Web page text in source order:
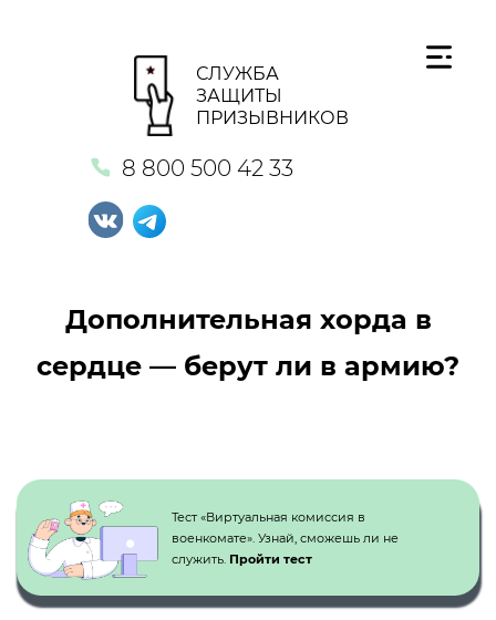
СЛУЖБА
ЗАЩИТЫ
ПРИЗЫВНИКОВ
8 800 500 42 33
Дополнительная хорда в
сердце — берут ли в армию?
Тест «Виртуальная комиссия в
военкомате». Узнай, сможешь ли не
служить. Пройти тест